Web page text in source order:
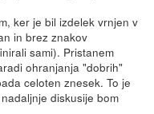
ker je bil izdelek vrnjen v
in brez znakov
sami). Pristanem
ohranjanja "dobrih"
celoten znesek. To je
diskusije bom